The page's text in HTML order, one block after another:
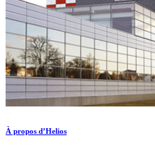
À propos d’Helios